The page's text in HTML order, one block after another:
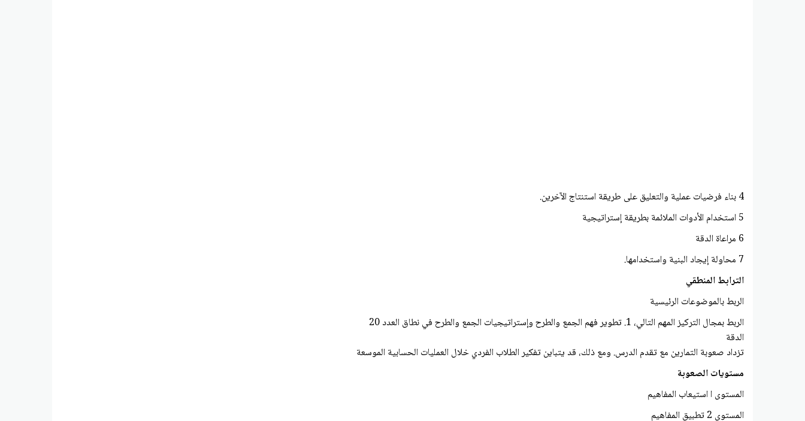
4 بناء فرضيات عملية والتعليق على طريقة استنتاج الآخرين.
5 استخدام الأدوات الملائمة بطريقة إستراتيجية
6 مراعاة الدقة
7 محاولة إيجاد البنية واستخدامها.
الترابط المنطقي
الربط بالموضوعات الرئيسية
الربط بمجال التركيز المهم التالي، 1. تطوير فهم الجمع والطرح وإستراتيجيات الجمع والطرح في نطاق العدد 20
الدقة
تزداد صعوبة التمارين مع تقدم الدرس. ومع ذلك، قد يتباين تفكير الطلاب الفردي خلال العمليات الحسابية الموسعة
مستويات الصعوبة
المستوى ا استيعاب المفاهيم
المستوى 2 تطبيق المفاهيم